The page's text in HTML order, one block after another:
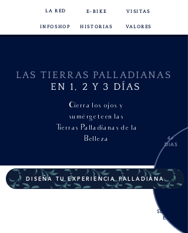
LA RED E-BIKE VISITAS
INFOSHOP HISTORIAS VALORES
LAS TIERRAS PALLADIANAS
EN 1, 2 Y 3 DÍAS
Cierra los ojos y
sumérgeteen las
Tierras Palladianas de la
Belleza
4+
DIAS
DISEÑA TU EXPERIENCIA PALLADIANA
SERVICIOS
EXTRA